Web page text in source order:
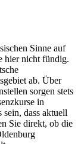
Sinne auf
hier nicht fündig.
ab. Über
sorgen stets
in
dass aktuell
Sie direkt, ob die